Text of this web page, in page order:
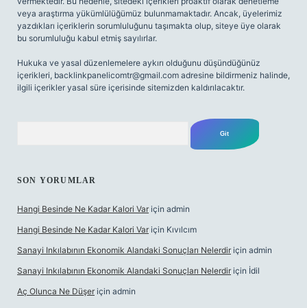
veya araştırma yükümlülüğümüz bulunmamaktadır. Ancak, üyelerimiz
yazdıkları içeriklerin sorumluluğunu taşımakta olup, siteye üye olarak
bu sorumluluğu kabul etmiş sayılırlar.
Hukuka ve yasal düzenlemelere aykırı olduğunu düşündüğünüz
içerikleri, backlinkpanelicomtr@gmail.com adresine bildirmeniz halinde,
ilgili içerikler yasal süre içerisinde sitemizden kaldırılacaktır.
SON YORUMLAR
Hangi Besinde Ne Kadar Kalori Var için admin
Hangi Besinde Ne Kadar Kalori Var için Kıvılcım
Sanayi Inkılabının Ekonomik Alandaki Sonuçları Nelerdir için admin
Sanayi Inkılabının Ekonomik Alandaki Sonuçları Nelerdir için İdil
Aç Olunca Ne Düşer için admin